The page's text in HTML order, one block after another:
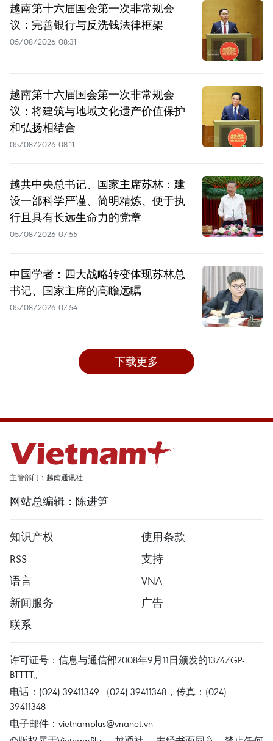
越南第十六届国会第一次非常规会
议：完善银行与反洗钱法律框架
05/08/2026 08:31
越南第十六届国会第一次非常规会
议：将建筑与地域文化遗产价值保护
和弘扬相结合
05/08/2026 08:11
越共中央总书记、国家主席苏林：建
设一部科学严谨、简明精炼、便于执
行且具有长远生命力的党章
05/08/2026 07:55
中国学者：四大战略转变体现苏林总
书记、国家主席的高瞻远瞩
05/08/2026 07:54
下载更多
主管部门：越南通讯社
网站总编辑：陈进笋
知识产权
使用条款
RSS
支持
语言
VNA
新闻服务
广告
联系
许可证号：信息与通信部2008年9月11日颁发的1374/GP-
BTTTT。
电话：(024) 39411349 - (024) 39411348，传真：(024)
39411348
电子邮件： vietnamplus@vnanet.vn